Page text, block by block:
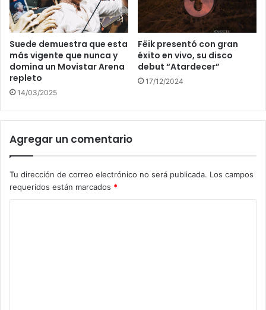
Suede demuestra que esta
más vigente que nunca y
domina un Movistar Arena
repleto
14/03/2025
Fëik presentó con gran
éxito en vivo, su disco
debut “Atardecer”
17/12/2024
Agregar un comentario
Tu dirección de correo electrónico no será publicada. Los campos
requeridos están marcados *